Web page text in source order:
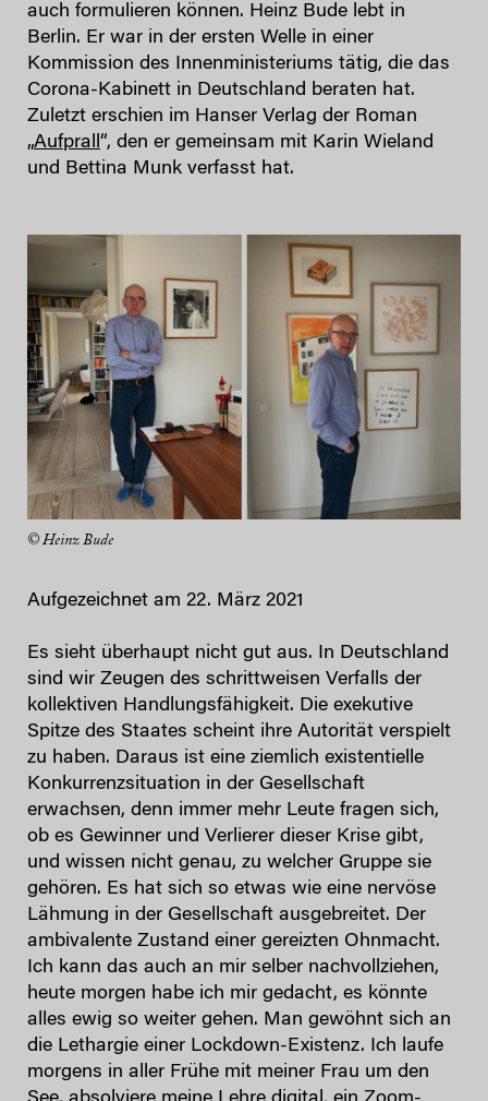
auch formulieren können. Heinz Bude lebt in
Berlin. Er war in der ersten Welle in einer
Kommission des Innenministeriums tätig, die das
Corona-Kabinett in Deutschland beraten hat.
Zuletzt erschien im Hanser Verlag der Roman
„Aufprall “, den er gemeinsam mit Karin Wieland
und Bettina Munk verfasst hat.
© Heinz Bude
Aufgezeichnet am 22. März 2021
Es sieht überhaupt nicht gut aus. In Deutschland
sind wir Zeugen des schrittweisen Verfalls der
kollektiven Handlungsfähigkeit. Die exekutive
Spitze des Staates scheint ihre Autorität verspielt
zu haben. Daraus ist eine ziemlich existentielle
Konkurrenzsituation in der Gesellschaft
erwachsen, denn immer mehr Leute fragen sich,
ob es Gewinner und Verlierer dieser Krise gibt,
und wissen nicht genau, zu welcher Gruppe sie
gehören. Es hat sich so etwas wie eine nervöse
Lähmung in der Gesellschaft ausgebreitet. Der
ambivalente Zustand einer gereizten Ohnmacht.
Ich kann das auch an mir selber nachvollziehen,
heute morgen habe ich mir gedacht, es könnte
alles ewig so weiter gehen. Man gewöhnt sich an
die Lethargie einer Lockdown-Existenz. Ich laufe
morgens in aller Frühe mit meiner Frau um den